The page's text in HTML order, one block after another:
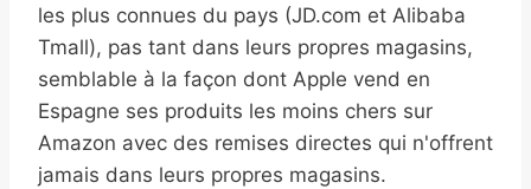
les plus connues du pays (JD.com et Alibaba
Tmall), pas tant dans leurs propres magasins,
semblable à la façon dont Apple vend en
Espagne ses produits les moins chers sur
Amazon avec des remises directes qui n'offrent
jamais dans leurs propres magasins.